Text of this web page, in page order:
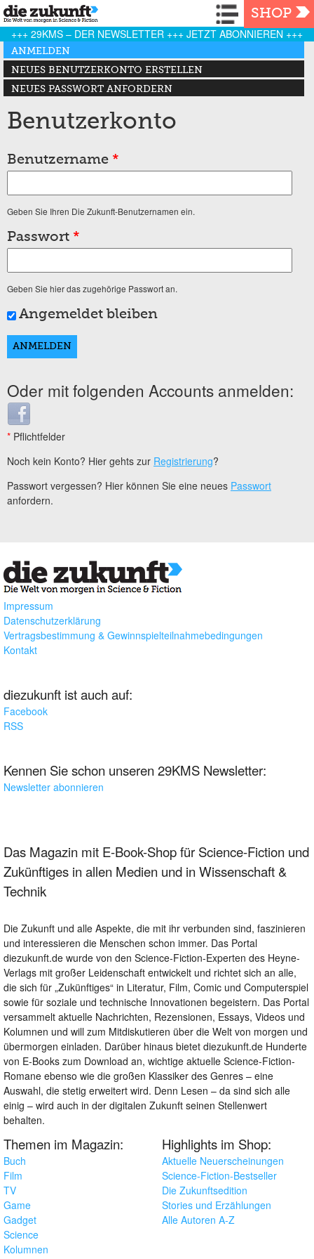
Navigation
SHOP
+++ 29KMS – DER NEWSLETTER +++ JETZT ABONNIEREN +++
Haupt-Reiter
ANMELDEN
(AKTIVER REITER)
NEUES BENUTZERKONTO ERSTELLEN
NEUES PASSWORT ANFORDERN
Benutzerkonto
Benutzername *
Geben Sie Ihren Die Zukunft-Benutzernamen ein.
Passwort *
Geben Sie hier das zugehörige Passwort an.
Angemeldet bleiben
Oder mit folgenden Accounts anmelden:
Login with Facebook
* Pflichtfelder
Noch kein Konto? Hier gehts zur Registrierung?
Passwort vergessen? Hier können Sie eine neues Passwort
anfordern.
Impressum
Datenschutzerklärung
Vertragsbestimmung & Gewinnspielteilnahmebedingungen
Kontakt
diezukunft ist auch auf:
Facebook
RSS
Kennen Sie schon unseren 29KMS Newsletter:
Newsletter abonnieren
Das Magazin mit E-Book-Shop für Science-Fiction und
Zukünftiges in allen Medien und in Wissenschaft &
Technik
Die Zukunft und alle Aspekte, die mit ihr verbunden sind, faszinieren
und interessieren die Menschen schon immer. Das Portal
diezukunft.de wurde von den Science-Fiction-Experten des Heyne-
Verlags mit großer Leidenschaft entwickelt und richtet sich an alle,
die sich für „Zukünftiges“ in Literatur, Film, Comic und Computerspiel
sowie für soziale und technische Innovationen begeistern. Das Portal
versammelt aktuelle Nachrichten, Rezensionen, Essays, Videos und
Kolumnen und will zum Mitdiskutieren über die Welt von morgen und
übermorgen einladen. Darüber hinaus bietet diezukunft.de Hunderte
von E-Books zum Download an, wichtige aktuelle Science-Fiction-
Romane ebenso wie die großen Klassiker des Genres – eine
Auswahl, die stetig erweitert wird. Denn Lesen – da sind sich alle
einig – wird auch in der digitalen Zukunft seinen Stellenwert
behalten.
Themen im Magazin:
Buch
Film
TV
Game
Gadget
Science
Kolumnen
Highlights im Shop:
Aktuelle Neuerscheinungen
Science-Fiction-Bestseller
Die Zukunftsedition
Stories und Erzählungen
Alle Autoren A-Z